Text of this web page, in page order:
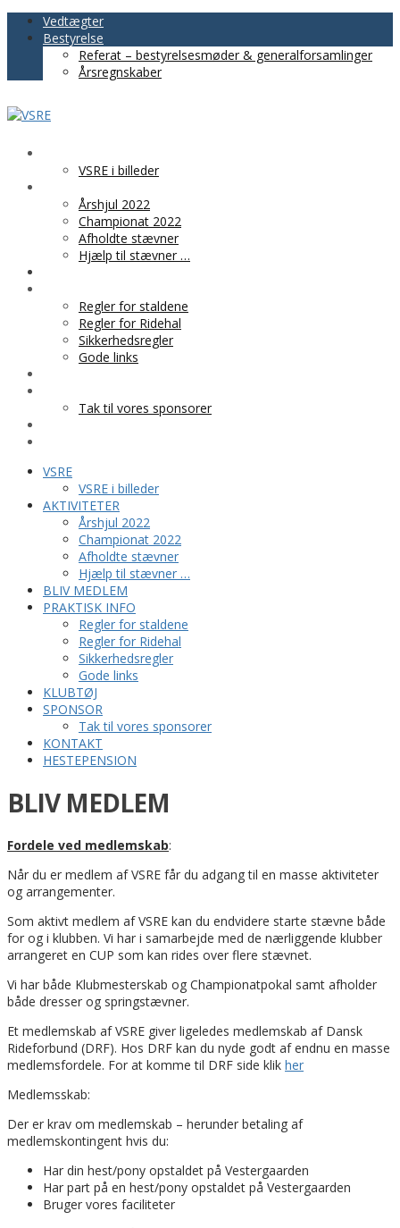
Vedtægter
Bestyrelse
Referat – bestyrelsesmøder & generalforsamlinger
Årsregnskaber
VSRE i billeder
Årshjul 2022
Championat 2022
Afholdte stævner
Hjælp til stævner …
Regler for staldene
Regler for Ridehal
Sikkerhedsregler
Gode links
Tak til vores sponsorer
VSRE
VSRE i billeder
AKTIVITETER
Årshjul 2022
Championat 2022
Afholdte stævner
Hjælp til stævner …
BLIV MEDLEM
PRAKTISK INFO
Regler for staldene
Regler for Ridehal
Sikkerhedsregler
Gode links
KLUBTØJ
SPONSOR
Tak til vores sponsorer
KONTAKT
HESTEPENSION
BLIV MEDLEM
Fordele ved medlemskab:
Når du er medlem af VSRE får du adgang til en masse aktiviteter
og arrangementer.
Som aktivt medlem af VSRE kan du endvidere starte stævne både
for og i klubben. Vi har i samarbejde med de nærliggende klubber
arrangeret en CUP som kan rides over flere stævnet.
Vi har både Klubmesterskab og Championatpokal samt afholder
både dresser og springstævner.
Et medlemskab af VSRE giver ligeledes medlemskab af Dansk
Rideforbund (DRF). Hos DRF kan du nyde godt af endnu en masse
medlemsfordele. For at komme til DRF side klik her
Medlemsskab:
Der er krav om medlemskab – herunder betaling af
medlemskontingent hvis du:
Har din hest/pony opstaldet på Vestergaarden
Har part på en hest/pony opstaldet på Vestergaarden
Bruger vores faciliteter